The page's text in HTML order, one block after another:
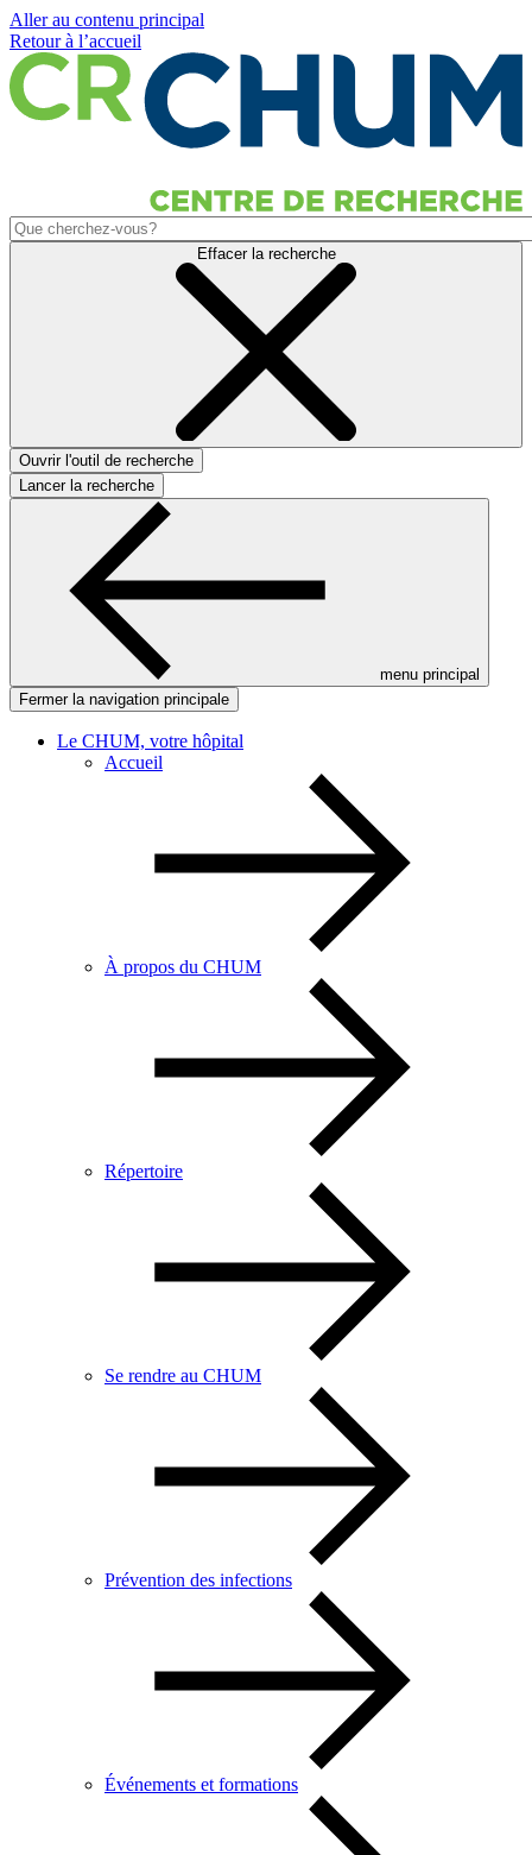
Aller au contenu principal
Retour à l’accueil
Effacer la recherche
Ouvrir l'outil de recherche
Lancer la recherche
menu principal
Fermer la navigation principale
Le CHUM, votre hôpital
Accueil
À propos du CHUM
Répertoire
Se rendre au CHUM
Prévention des infections
Événements et formations